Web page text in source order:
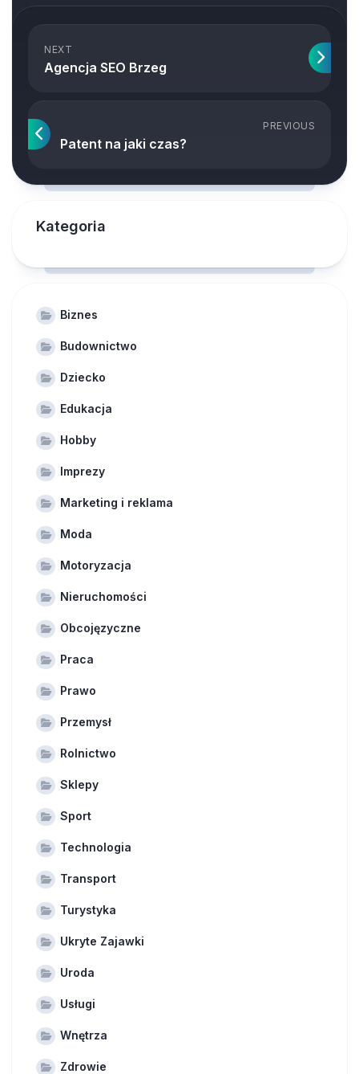
NEXT
Agencja SEO Brzeg
PREVIOUS
Patent na jaki czas?
Kategoria
Biznes
Budownictwo
Dziecko
Edukacja
Hobby
Imprezy
Marketing i reklama
Moda
Motoryzacja
Nieruchomości
Obcojęzyczne
Praca
Prawo
Przemysł
Rolnictwo
Sklepy
Sport
Technologia
Transport
Turystyka
Ukryte Zajawki
Uroda
Usługi
Wnętrza
Zdrowie